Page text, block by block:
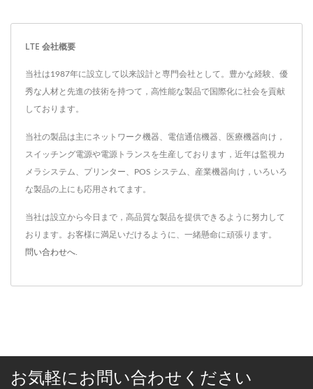
LTE 会社概要
当社は1987年に設立して以来設計と専門会社として。豊かな経験、優
秀な人材と先進の技術を持つて，高性能な製品で国際化に社会を貢献
しております。
当社の製品は主にネットワーク機器、電信通信機器、医療機器向け，
スイッチング電源や電源トランスを生産しております，近年は監視カ
メラシステム、プリンター、POS システム、産業機器向け，いろいろ
な製品の上にも応用されてます。
当社は設立から今日まで，高品質な製品を提供できるように努力して
おります。お客様に満足いだけるように、一緒懸命に頑張ります。
問い合わせへ
お気軽にお問い合わせください